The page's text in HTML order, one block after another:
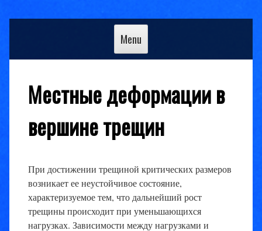
Skip
Menu
Местные деформации в
вершине трещин
При достижении трещиной критических размеров
возникает ее неустойчивое состояние,
характеризуемое тем, что дальнейший рост
трещины происходит при уменьшающихся
нагрузках. Зависимости между нагрузками и